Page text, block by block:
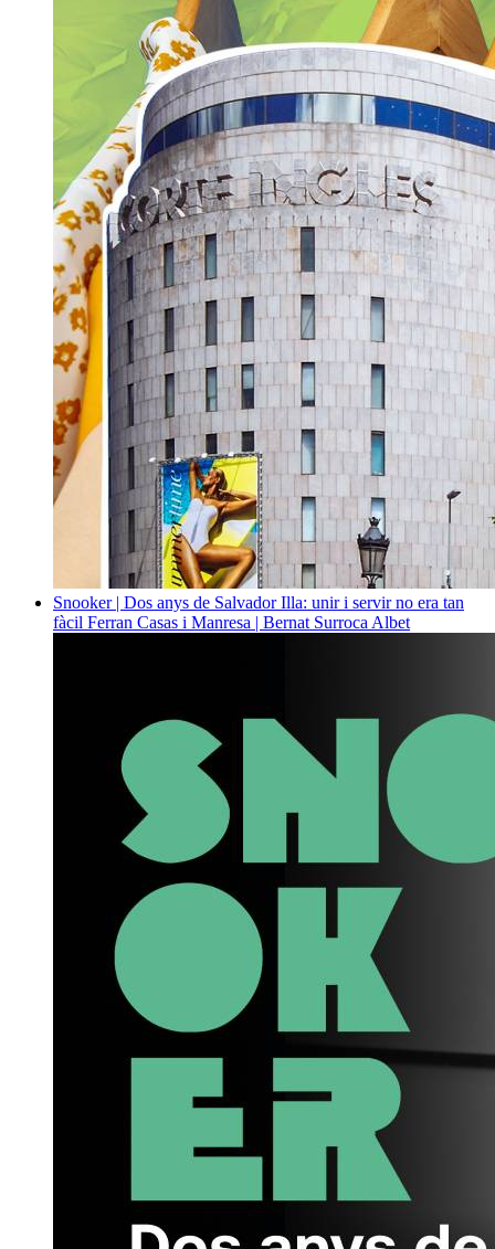
Snooker | Dos anys de Salvador Illa: unir i servir no era tan
fàcil Ferran Casas i Manresa | Bernat Surroca Albet